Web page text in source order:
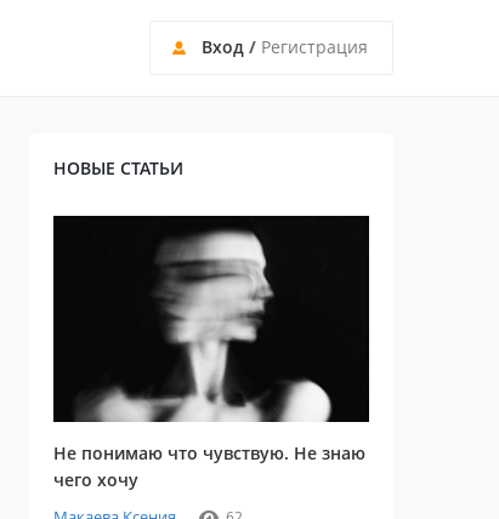
Вход / Регистрация
НОВЫЕ СТАТЬИ
Не понимаю что чувствую. Не знаю
чего хочу